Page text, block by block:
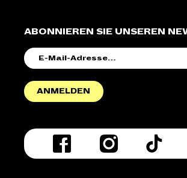
ABONNIEREN SIE UNSEREN
MAIL-
ANMELDEN